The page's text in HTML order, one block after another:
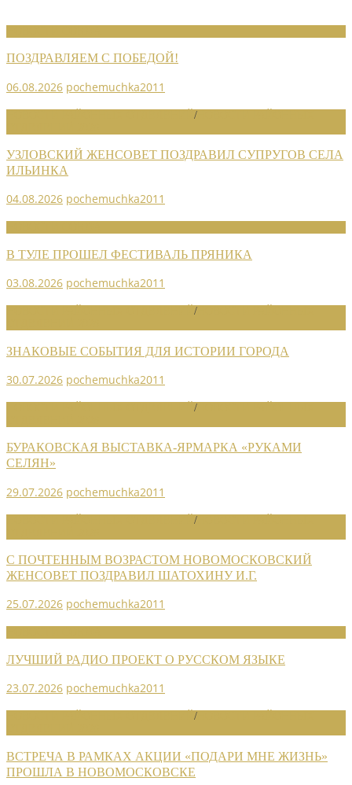
ПОЗДРАВЛЯЕМ С ПОБЕДОЙ!
06.08.2026 pochemuchka2011
/
УЗЛОВСКИЙ ЖЕНСОВЕТ ПОЗДРАВИЛ СУПРУГОВ СЕЛА
ИЛЬИНКА
04.08.2026 pochemuchka2011
В ТУЛЕ ПРОШЕЛ ФЕСТИВАЛЬ ПРЯНИКА
03.08.2026 pochemuchka2011
/
ЗНАКОВЫЕ СОБЫТИЯ ДЛЯ ИСТОРИИ ГОРОДА
30.07.2026 pochemuchka2011
/
БУРАКОВСКАЯ ВЫСТАВКА-ЯРМАРКА «РУКАМИ
СЕЛЯН»
29.07.2026 pochemuchka2011
/
С ПОЧТЕННЫМ ВОЗРАСТОМ НОВОМОСКОВСКИЙ
ЖЕНСОВЕТ ПОЗДРАВИЛ ШАТОХИНУ И.Г.
25.07.2026 pochemuchka2011
ЛУЧШИЙ РАДИО ПРОЕКТ О РУССКОМ ЯЗЫКЕ
23.07.2026 pochemuchka2011
/
ВСТРЕЧА В РАМКАХ АКЦИИ «ПОДАРИ МНЕ ЖИЗНЬ»
ПРОШЛА В НОВОМОСКОВСКЕ